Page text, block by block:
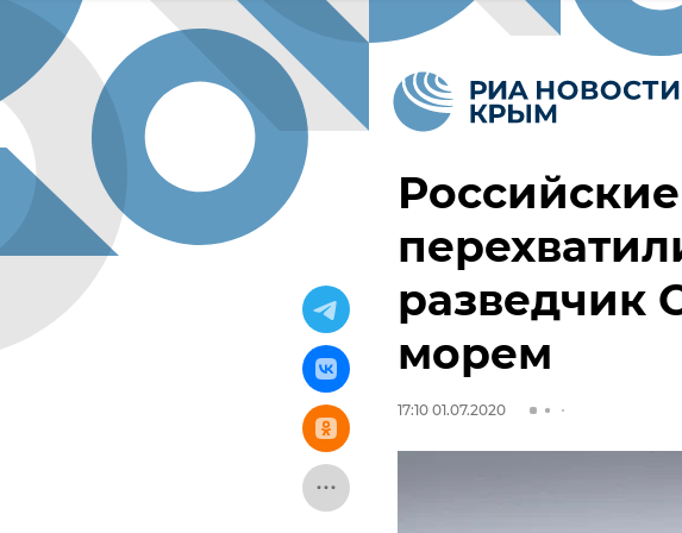
морем
17:10 01.07.2020